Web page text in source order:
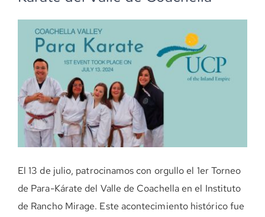
Soporte UCPIE
Recursos
DONE AHORA
El 13 de julio, patrocinamos con orgullo el 1er Torneo
de Para-Kárate del Valle de Coachella en el Instituto
de Rancho Mirage. Este acontecimiento histórico fue